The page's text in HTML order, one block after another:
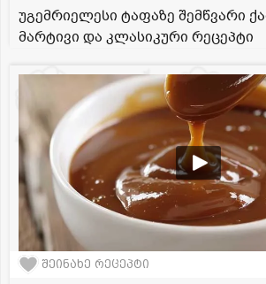
უგემრიელესი ტაფაზე შემწვარი
მარტივი და კლასიკური რეცეპტი
შეინახე რეცეპტი